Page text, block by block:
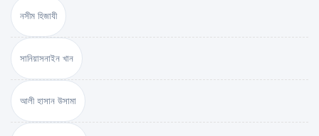
নসীম হিজাযী
সানিয়াসনাইন খান
আলী হাসান উসামা